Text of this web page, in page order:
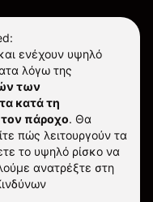
ενέχουν υψηλό
λόγω της
των
κατά τη
τον πάροχο. Θα
πώς λειτουργούν τα
το υψηλό ρίσκο να
ανατρέξτε στη